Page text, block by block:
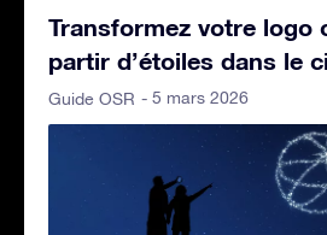
Transformez votre logo
partir d’étoiles dans le
Guide OSR - 5 mars 2026